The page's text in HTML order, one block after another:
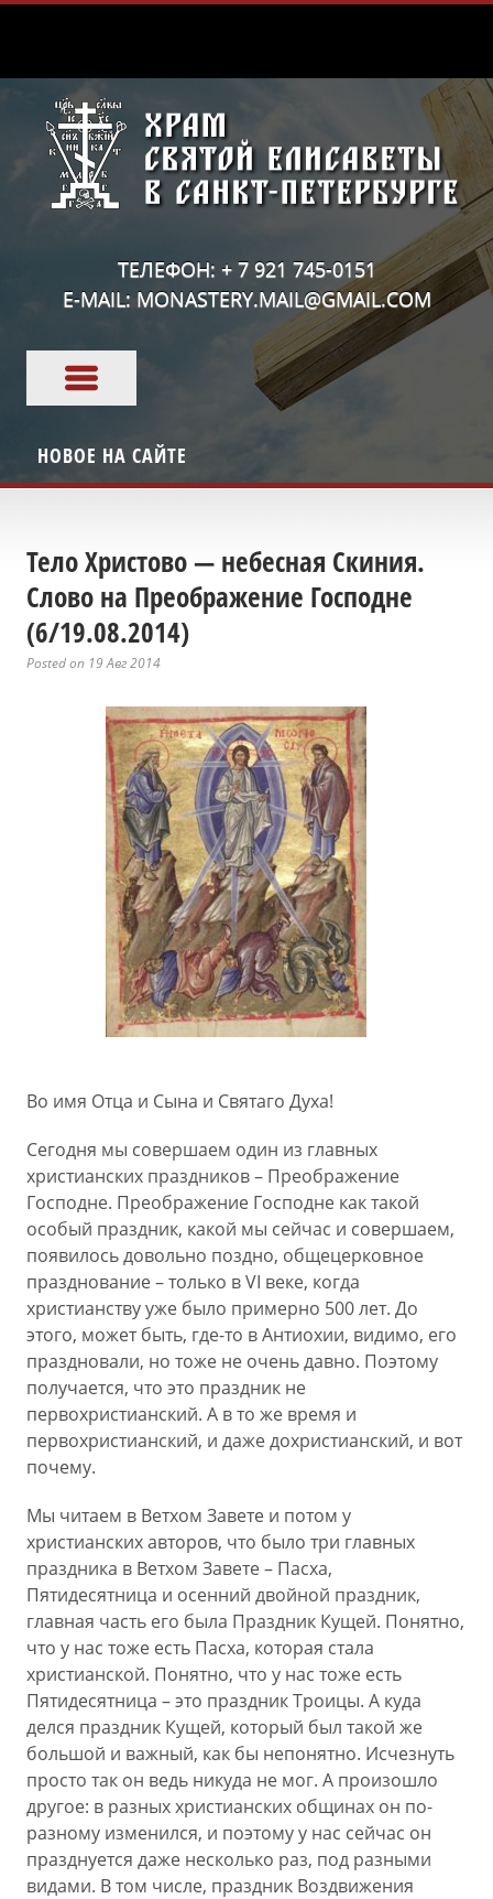
ТЕЛЕФОН: + 7 921 745-0151
E-MAIL: MONASTERY.MAIL@GMAIL.COM
НОВОЕ НА САЙТЕ
Тело Христово — небесная Скиния.
Слово на Преображение Господне
(6/19.08.2014)
Posted on 19 Авг 2014
Во имя Отца и Сына и Святаго Духа!
Сегодня мы совершаем один из главных
христианских праздников – Преображение
Господне. Преображение Господне как такой
особый праздник, какой мы сейчас и совершаем,
появилось довольно поздно, общецерковное
празднование – только в VI веке, когда
христианству уже было примерно 500 лет. До
этого, может быть, где-то в Антиохии, видимо, его
праздновали, но тоже не очень давно. Поэтому
получается, что это праздник не
первохристианский. А в то же время и
первохристианский, и даже дохристианский, и вот
почему.
Мы читаем в Ветхом Завете и потом у
христианских авторов, что было три главных
праздника в Ветхом Завете – Пасха,
Пятидесятница и осенний двойной праздник,
главная часть его была Праздник Кущей. Понятно,
что у нас тоже есть Пасха, которая стала
христианской. Понятно, что у нас тоже есть
Пятидесятница – это праздник Троицы. А куда
делся праздник Кущей, который был такой же
большой и важный, как бы непонятно. Исчезнуть
просто так он ведь никуда не мог. А произошло
другое: в разных христианских общинах он по-
разному изменился, и поэтому у нас сейчас он
празднуется даже несколько раз, под разными
видами. В том числе, праздник Воздвижения